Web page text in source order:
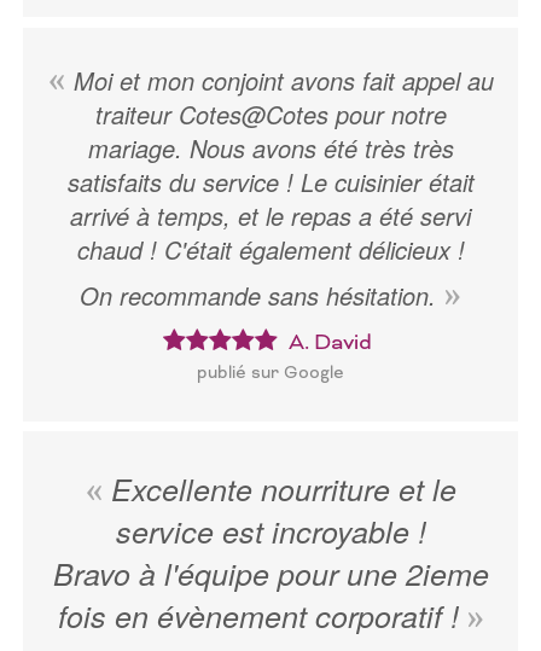
Moi et mon conjoint avons fait appel au
traiteur Cotes@Cotes pour notre
mariage. Nous avons été très très
satisfaits du service ! Le cuisinier était
arrivé à temps, et le repas a été servi
chaud ! C'était également délicieux !
On recommande sans hésitation.
A. David
publié sur Google
Excellente nourriture et le
service est incroyable !
Bravo à l'équipe pour une 2ieme
fois en évènement corporatif !